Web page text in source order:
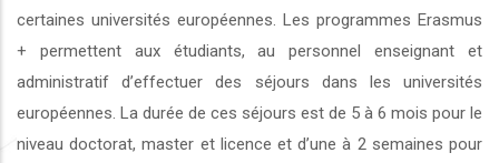
certaines universités européennes. Les programmes Erasmus
+ permettent aux étudiants, au personnel enseignant et
administratif d’effectuer des séjours dans les universités
européennes. La durée de ces séjours est de 5 à 6 mois pour le
niveau doctorat, master et licence et d’une à 2 semaines pour